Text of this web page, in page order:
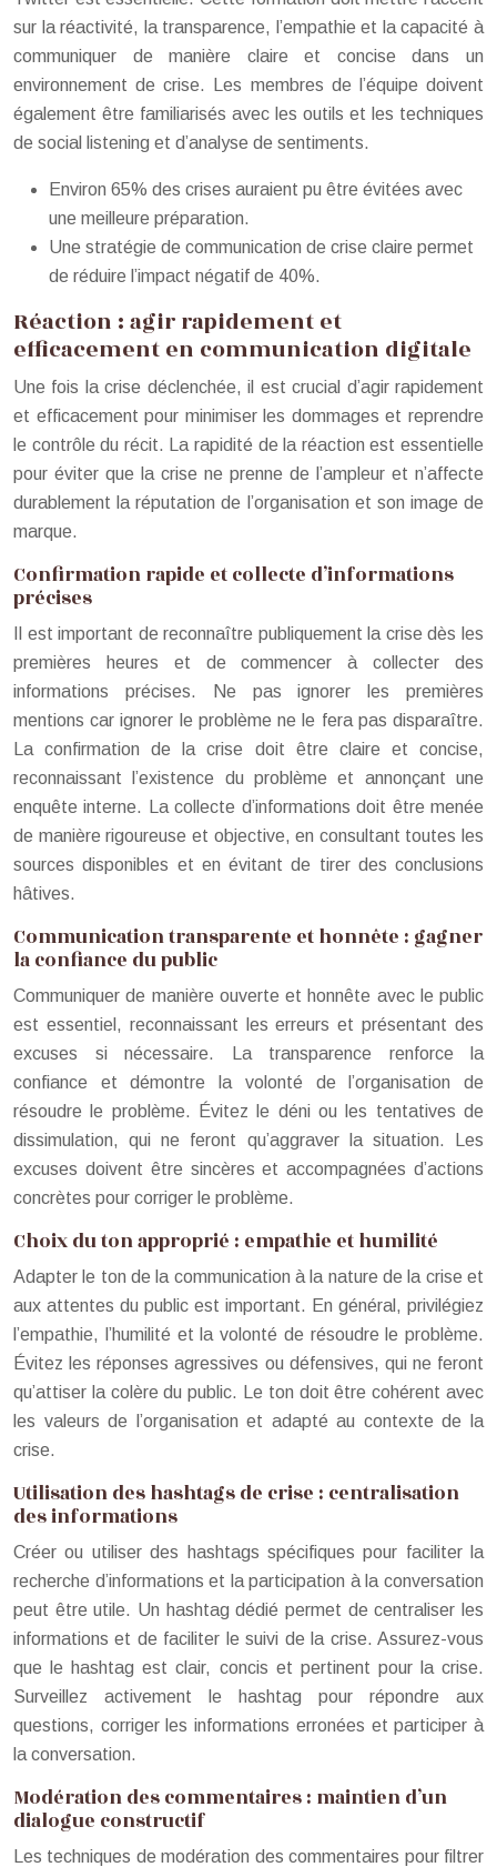
sur la réactivité, la transparence, l’empathie et la capacité à
communiquer de manière claire et concise dans un
environnement de crise. Les membres de l’équipe doivent
également être familiarisés avec les outils et les techniques
de social listening et d’analyse de sentiments.
Environ 65% des crises auraient pu être évitées avec
une meilleure préparation.
Une stratégie de communication de crise claire permet
de réduire l’impact négatif de 40%.
Réaction : agir rapidement et
efficacement en communication digitale
Une fois la crise déclenchée, il est crucial d’agir rapidement
et efficacement pour minimiser les dommages et reprendre
le contrôle du récit. La rapidité de la réaction est essentielle
pour éviter que la crise ne prenne de l’ampleur et n’affecte
durablement la réputation de l’organisation et son image de
marque.
Confirmation rapide et collecte d’informations
précises
Il est important de reconnaître publiquement la crise dès les
premières heures et de commencer à collecter des
informations précises. Ne pas ignorer les premières
mentions car ignorer le problème ne le fera pas disparaître.
La confirmation de la crise doit être claire et concise,
reconnaissant l’existence du problème et annonçant une
enquête interne. La collecte d’informations doit être menée
de manière rigoureuse et objective, en consultant toutes les
sources disponibles et en évitant de tirer des conclusions
hâtives.
Communication transparente et honnête : gagner
la confiance du public
Communiquer de manière ouverte et honnête avec le public
est essentiel, reconnaissant les erreurs et présentant des
excuses si nécessaire. La transparence renforce la
confiance et démontre la volonté de l’organisation de
résoudre le problème. Évitez le déni ou les tentatives de
dissimulation, qui ne feront qu’aggraver la situation. Les
excuses doivent être sincères et accompagnées d’actions
concrètes pour corriger le problème.
Choix du ton approprié : empathie et humilité
Adapter le ton de la communication à la nature de la crise et
aux attentes du public est important. En général, privilégiez
l’empathie, l’humilité et la volonté de résoudre le problème.
Évitez les réponses agressives ou défensives, qui ne feront
qu’attiser la colère du public. Le ton doit être cohérent avec
les valeurs de l’organisation et adapté au contexte de la
crise.
Utilisation des hashtags de crise : centralisation
des informations
Créer ou utiliser des hashtags spécifiques pour faciliter la
recherche d’informations et la participation à la conversation
peut être utile. Un hashtag dédié permet de centraliser les
informations et de faciliter le suivi de la crise. Assurez-vous
que le hashtag est clair, concis et pertinent pour la crise.
Surveillez activement le hashtag pour répondre aux
questions, corriger les informations erronées et participer à
la conversation.
Modération des commentaires : maintien d’un
dialogue constructif
Les techniques de modération des commentaires pour filtrer